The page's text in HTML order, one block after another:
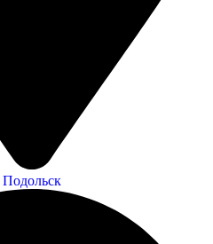
Подольск